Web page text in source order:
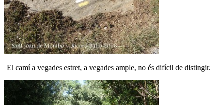
El camí a vegades estret, a vegades ample, no és difícil de distingir.